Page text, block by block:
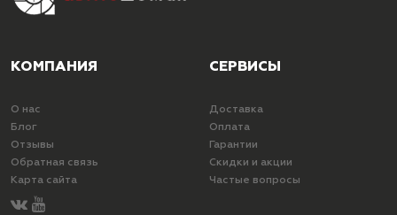
КОМПАНИЯ
О нас
Блог
Отзывы
Обратная связь
Карта сайта
СЕРВИСЫ
Доставка
Оплата
Гарантии
Скидки и акции
Частые вопросы